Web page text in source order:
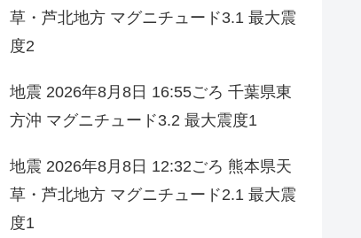
草・芦北地方 マグニチュード3.1 最大震
度2
地震 2026年8月8日 16:55ごろ 千葉県東
方沖 マグニチュード3.2 最大震度1
地震 2026年8月8日 12:32ごろ 熊本県天
草・芦北地方 マグニチュード2.1 最大震
度1